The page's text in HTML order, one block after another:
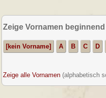
Zeige Vornamen
[kein Vorname] A B C D
Zeige alle Vornamen (alphabetisch